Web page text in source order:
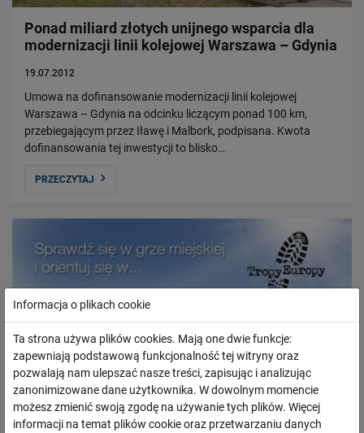
Ponad miliard złotych unijnego wsparcia dla
modernizacji linii kolejowej Warszawa – Gdynia
19.07.2012
Umowa na dofinansowanie modernizacji linii kolejowej
Warszawa – Gdynia na odcinku liczącym ponad 100 km,
przebiegającym przez Iławę i Malbork, podpisana. Kwota
dofinansowania tej inwestycji to blisko…
PRZECZYTAJ
Informacja o plikach cookie
Ta strona używa plików cookies. Mają one dwie funkcje:
zapewniają podstawową funkcjonalność tej witryny oraz
pozwalają nam ulepszać nasze treści, zapisując i analizując
zanonimizowane dane użytkownika. W dowolnym momencie
możesz zmienić swoją zgodę na używanie tych plików. Więcej
informacji na temat plików cookie oraz przetwarzaniu danych